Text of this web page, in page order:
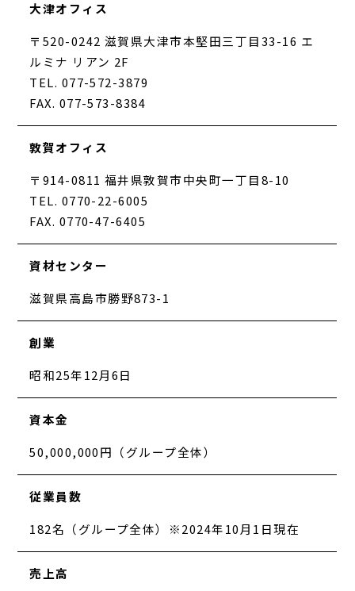
大津オフィス
〒520-0242 滋賀県大津市本堅田三丁目33-16 エ
ルミナ リアン 2F
TEL. 077-572-3879
FAX. 077-573-8384
敦賀オフィス
〒914-0811 福井県敦賀市中央町一丁目8-10
TEL. 0770-22-6005
FAX. 0770-47-6405
資材センター
滋賀県高島市勝野873-1
創業
昭和25年12月6日
資本金
50,000,000円（グループ全体）
従業員数
182名（グループ全体）※2024年10月1日現在
売上高